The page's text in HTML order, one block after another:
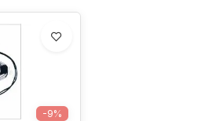
-9%